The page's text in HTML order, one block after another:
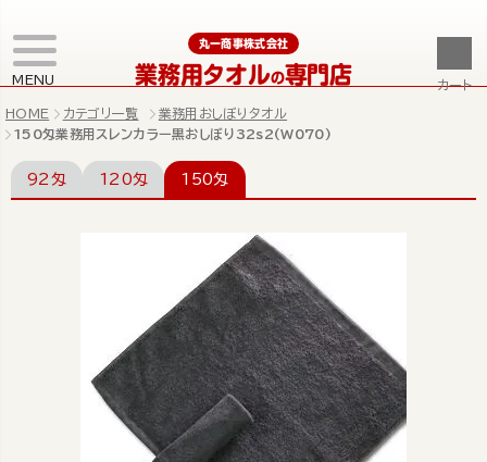
MENU
丸一商事株式会社
業務用タオルの専門店 カート
HOME カテゴリ一覧
業務用おしぼりタオル
150匁業務用スレンカラー黒おしぼり32s2(W070)
92匁 120匁 150匁